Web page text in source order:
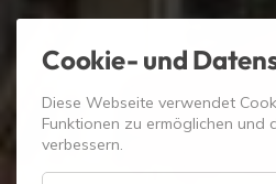
Cookie- und
Diese Webseite verwendet
Funktionen zu ermöglichen und
verbessern.